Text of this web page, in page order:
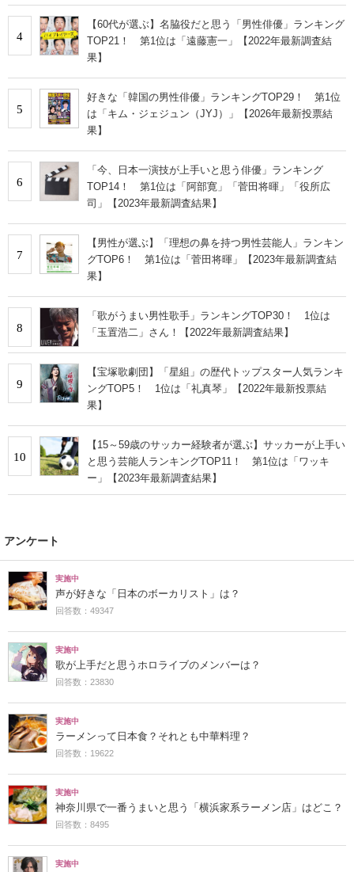
4
【60代が選ぶ】名脇役だと思う「男性俳優」ランキング
TOP21！ 第1位は「遠藤憲一」【2022年最新調査結
果】
5
好きな「韓国の男性俳優」ランキングTOP29！ 第1位
は「キム・ジェジュン（JYJ）」【2026年最新投票結
果】
6
「今、日本一演技が上手いと思う俳優」ランキング
TOP14！ 第1位は「阿部寛」「菅田将暉」「役所広
司」【2023年最新調査結果】
7
【男性が選ぶ】「理想の鼻を持つ男性芸能人」ランキン
グTOP6！ 第1位は「菅田将暉」【2023年最新調査結
果】
8
「歌がうまい男性歌手」ランキングTOP30！ 1位は
「玉置浩二」さん！【2022年最新調査結果】
9
【宝塚歌劇団】「星組」の歴代トップスター人気ランキ
ングTOP5！ 1位は「礼真琴」【2022年最新投票結
果】
10
【15～59歳のサッカー経験者が選ぶ】サッカーが上手い
と思う芸能人ランキングTOP11！ 第1位は「ワッキ
ー」【2023年最新調査結果】
アンケート
実施中
声が好きな「日本のボーカリスト」は？
回答数：49347
実施中
歌が上手だと思うホロライブのメンバーは？
回答数：23830
実施中
ラーメンって日本食？それとも中華料理？
回答数：19622
実施中
神奈川県で一番うまいと思う「横浜家系ラーメン店」はどこ？
回答数：8495
実施中